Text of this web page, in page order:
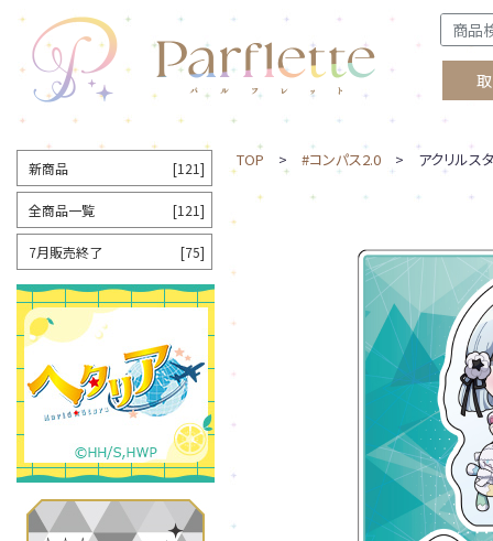
TOP > #コンパス2.0 > アクリルスタ
新商品 [121]
全商品一覧 [121]
7月販売終了 [75]